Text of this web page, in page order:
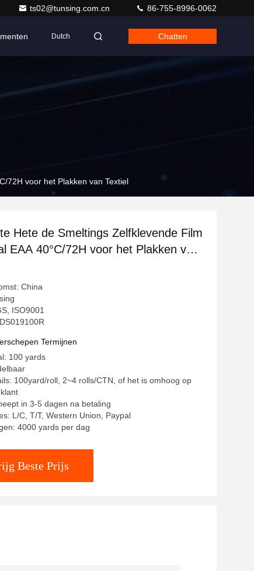
ts02@tunsing.com.cn 86-755-8996-0062
Dutch Chatten
72H voor het Plakken van Textiel
Hete de Smeltings Zelfklevende Film
EAA 40°C/72H voor het Plakken van
China
ISO9001
Termijnen
100 yards
100yard/roll, 2~4 rolls/CTN, of het is omhoog op
in 3-5 dagen na betaling
L/C, T/T, Western Union, Paypal
4000 yards per dag
Beste Prijs